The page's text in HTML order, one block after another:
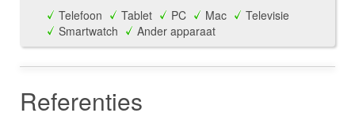
Telefoon Tablet PC Mac
Televisie
Smartwatch
Ander apparaat
Referenties